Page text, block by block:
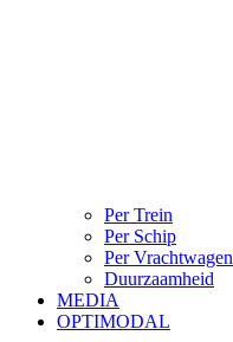
Per Trein
Per Schip
Per Vrachtwagen
Duurzaamheid
MEDIA
OPTIMODAL